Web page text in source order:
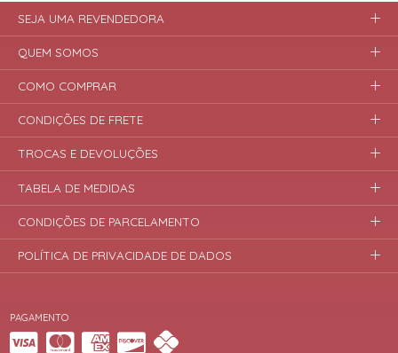
PAGAMENTO
SEJA UMA REVENDEDORA
QUEM SOMOS
COMO COMPRAR
CONDIÇÕES DE FRETE
TROCAS E DEVOLUÇÕES
TABELA DE MEDIDAS
CONDIÇÕES DE PARCELAMENTO
POLÍTICA DE PRIVACIDADE DE DADOS